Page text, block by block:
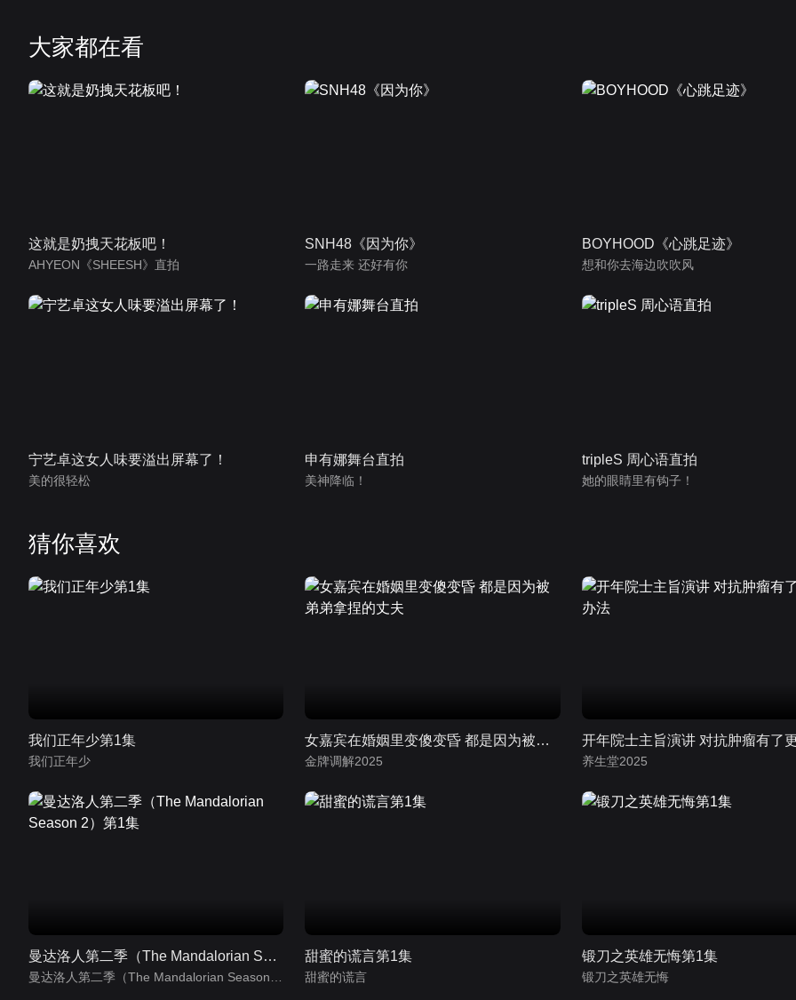
大家都在看
这就是奶拽天花板吧！
AHYEON《SHEESH》直拍
SNH48《因为你》
一路走来 还好有你
BOYHOOD《心跳足迹》
想和你去海边吹吹风
宁艺卓这女人味要溢出屏幕了！
美的很轻松
申有娜舞台直拍
美神降临！
tripleS 周心语直拍
她的眼睛里有钩子！
猜你喜欢
我们正年少第1集
我们正年少
女嘉宾在婚姻里变傻变昏 都是因为被弟弟拿捏的丈夫
金牌调解2025 养生堂2025
曼达洛人第二季（The Mandalorian Season 2）第1集 甜蜜的谎言第1集
甜蜜的谎言
锻刀之英雄无悔第1集
锻刀之英雄无悔